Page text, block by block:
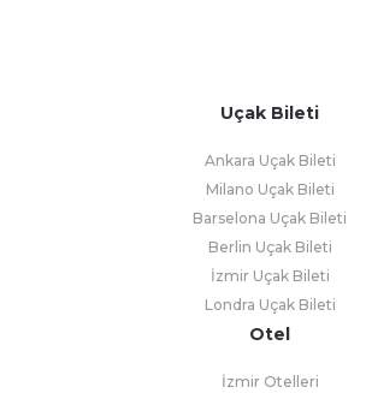
Uçak Bileti
Ankara Uçak Bileti
Milano Uçak Bileti
Barselona Uçak Bileti
Berlin Uçak Bileti
İzmir Uçak Bileti
Londra Uçak Bileti
Otel
İzmir Otelleri